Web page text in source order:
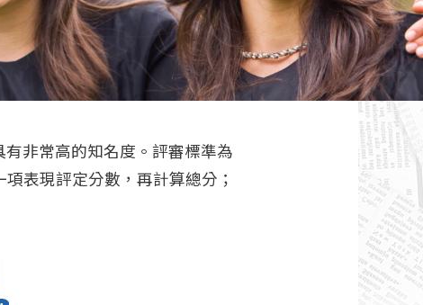
非常高的知名度。評審標準為
表現評定分數，再計算總分；